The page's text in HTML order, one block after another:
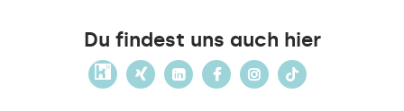
Du findest uns auch hier